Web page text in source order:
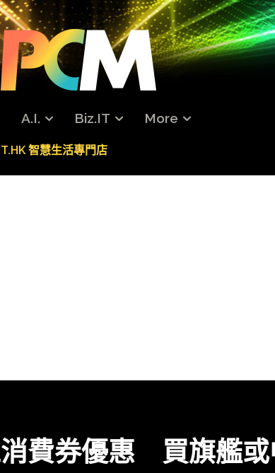
A.I. Biz.IT More
智慧生活專門店
費券優惠 買旗艦